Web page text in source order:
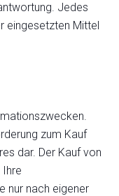
Jedes
eingesetzten Mittel
zum Kauf
dar. Der Kauf von
nur nach eigener